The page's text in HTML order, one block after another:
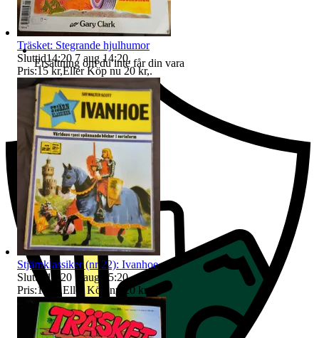
Ersättning om du inte får din vara
Träsket: Stegrande hjulhumor
Sluttid14:20 7 aug 14:20.
Pris:15 kr,Eller Köp nu 20 kr,.
Stjärnklassiker (nr 22): Ivanhoe
Sluttid 15:20 7 aug 15:20.
Pris:15 kr ,Eller Köp nu 20 kr,.